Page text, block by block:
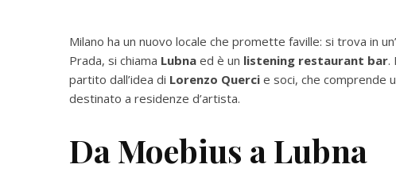
Milano ha un nuovo locale che promette faville: si trova in
Prada, si chiama Lubna ed è un listening restaurant bar.
partito dall’idea di Lorenzo Querci e soci, che comprende
destinato a residenze d’artista.
Da Moebius a Lubna